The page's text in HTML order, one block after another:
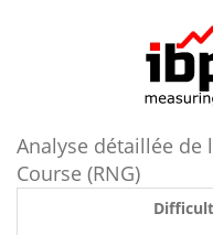
Analyse détaillée de
Course (RNG)